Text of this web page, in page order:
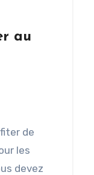
au
les
devez